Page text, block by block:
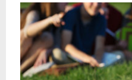
cliënt
duidelijkheid
over
procedure
voor
jeugdhulp